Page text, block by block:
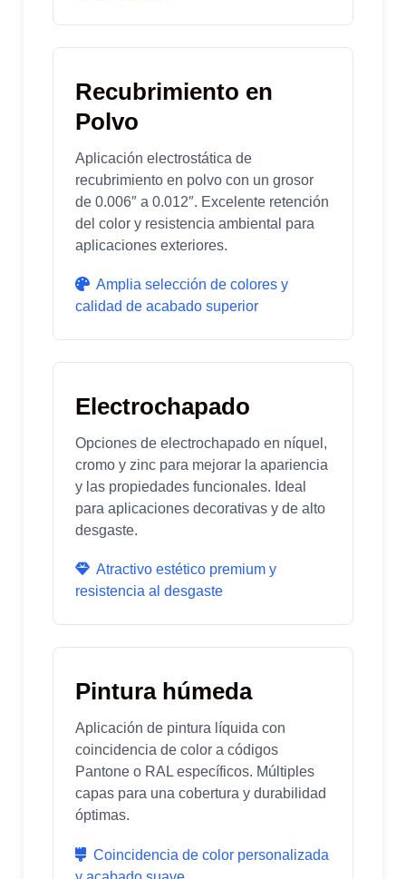
Recubrimiento en
Polvo
Aplicación electrostática de
recubrimiento en polvo con un grosor
de 0.006″ a 0.012″. Excelente retención
del color y resistencia ambiental para
aplicaciones exteriores.
Amplia selección de colores y
calidad de acabado superior
Electrochapado
Opciones de electrochapado en níquel,
cromo y zinc para mejorar la apariencia
y las propiedades funcionales. Ideal
para aplicaciones decorativas y de alto
desgaste.
Atractivo estético premium y
resistencia al desgaste
Pintura húmeda
Aplicación de pintura líquida con
coincidencia de color a códigos
Pantone o RAL específicos. Múltiples
capas para una cobertura y durabilidad
óptimas.
Coincidencia de color personalizada